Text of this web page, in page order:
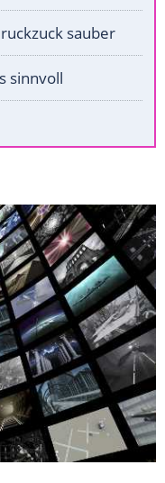
sauber
sinnvoll